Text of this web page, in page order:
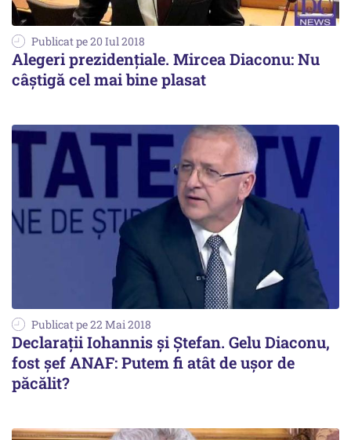
Publicat pe 20 Iul 2018
Alegeri prezidențiale. Mircea Diaconu: Nu
câștigă cel mai bine plasat
Publicat pe 22 Mai 2018
Declaraţii Iohannis şi Ştefan. Gelu Diaconu,
fost şef ANAF: Putem fi atât de uşor de
păcălit?